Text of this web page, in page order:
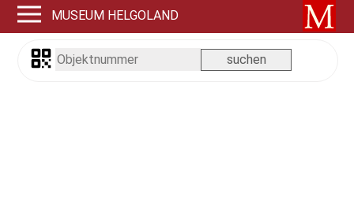
MUSEUM HELGOLAND